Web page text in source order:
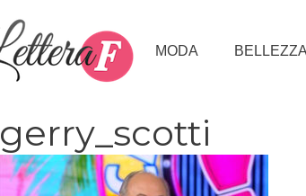
MODA BELLEZZA
gerry_scotti